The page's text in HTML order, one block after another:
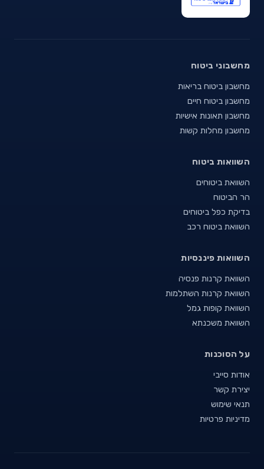
מחשבוני ביטוח
מחשבון ביטוח בריאות
מחשבון ביטוח חיים
מחשבון תאונות אישיות
מחשבון מחלות קשות
השוואות ביטוח
השוואת ביטוחים
הר הביטוח
בדיקת כפל ביטוחים
השוואת ביטוח רכב
השוואות פיננסיות
השוואת קרנות פנסיה
השוואת קרנות השתלמות
השוואת קופות גמל
השוואת משכנתא
על הסוכנות
אודות סייבי
יצירת קשר
תנאי שימוש
מדיניות פרטיות